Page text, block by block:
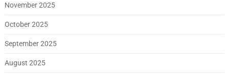
November 2025
October 2025
September 2025
August 2025